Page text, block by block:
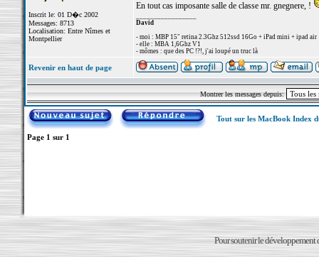
Inscrit le: 01 D�c 2002
Messages: 8713
Localisation: Entre Nîmes et
Montpellier
En tout cas imposante salle de classe mr. gnegnere, !
David
- moi : MBP 15" retina 2.3Ghz 512ssd 16Go + iPad mini + ipad air
- elle : MBA 1,6Ghz V1
- mômes : que des PC !?!, j'ai loupé un truc là
Revenir en haut de page
Montrer les messages depuis:
Tout sur les MacBook Index
Page 1 sur 1
Pour soutenir le développement